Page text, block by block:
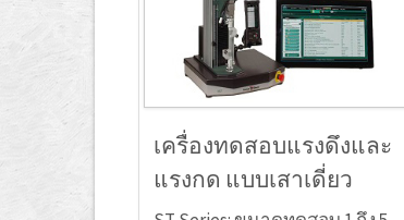
เครื่องทดสอบแรงดึงและ
แรงกด แบบเสาเดี่ยว